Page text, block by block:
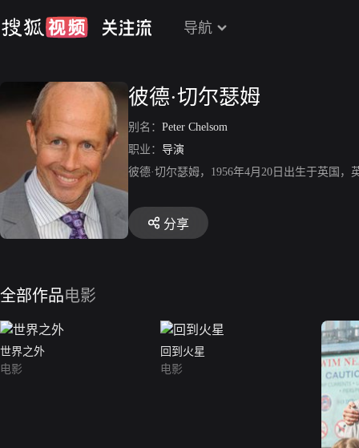
导航
彼德·切尔瑟姆
别名： Peter Chelsom
职业： 导演
彼德·切尔瑟姆，1956年4月20日出生于英国
分享
全部作品电影
世界之外
电影
回到火星
电影